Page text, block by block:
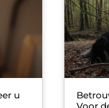
u
Voor